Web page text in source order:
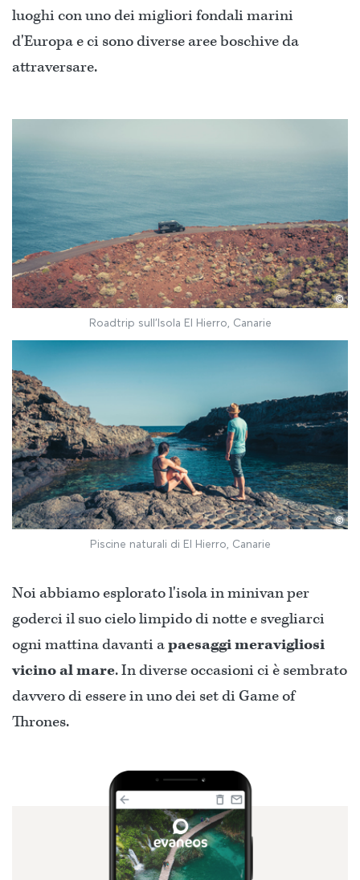
luoghi con uno dei migliori fondali marini
d'Europa e ci sono diverse aree boschive da
attraversare.
©
Roadtrip sull'Isola El Hierro, Canarie
©
Piscine naturali di El Hierro, Canarie
Noi abbiamo esplorato l'isola in minivan per
goderci il suo cielo limpido di notte e svegliarci
ogni mattina davanti apaesaggi meravigliosi
vicino al mare. In diverse occasioni ci è sembrato
davvero di essere in uno dei set di Game of
Thrones.